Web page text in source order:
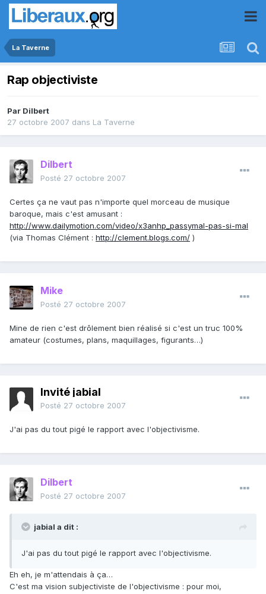
La Taverne
Rap objectiviste
Par Dilbert
27 octobre 2007 dans La Taverne
Dilbert
Posté 27 octobre 2007
Certes ça ne vaut pas n'importe quel morceau de musique
baroque, mais c'est amusant :
http://www.dailymotion.com/video/x3anhp_passymal-pas-si-mal
(via Thomas Clément : http://clement.blogs.com/ )
Mike
Posté 27 octobre 2007
Mine de rien c'est drôlement bien réalisé si c'est un truc 100%
amateur (costumes, plans, maquillages, figurants…)
Invité jabial
Posté 27 octobre 2007
J'ai pas du tout pigé le rapport avec l'objectivisme.
Dilbert
Posté 27 octobre 2007
jabial a dit :
J'ai pas du tout pigé le rapport avec l'objectivisme.
Eh eh, je m'attendais à ça…
C'est ma vision subjectiviste de l'objectivisme : pour moi,